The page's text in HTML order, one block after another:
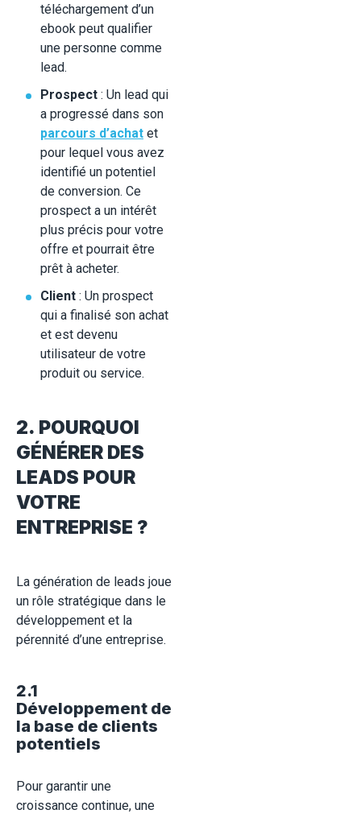
téléchargement d’un
ebook peut qualifier
une personne comme
lead.
Prospect : Un lead qui
a progressé dans son
parcours d’achat et
pour lequel vous avez
identifié un potentiel
de conversion. Ce
prospect a un intérêt
plus précis pour votre
offre et pourrait être
prêt à acheter.
Client : Un prospect
qui a finalisé son achat
et est devenu
utilisateur de votre
produit ou service.
2. POURQUOI
GÉNÉRER DES
LEADS POUR
VOTRE
ENTREPRISE ?
La génération de leads joue
un rôle stratégique dans le
développement et la
pérennité d’une entreprise.
2.1
Développement de
la base de clients
potentiels
Pour garantir une
croissance continue, une